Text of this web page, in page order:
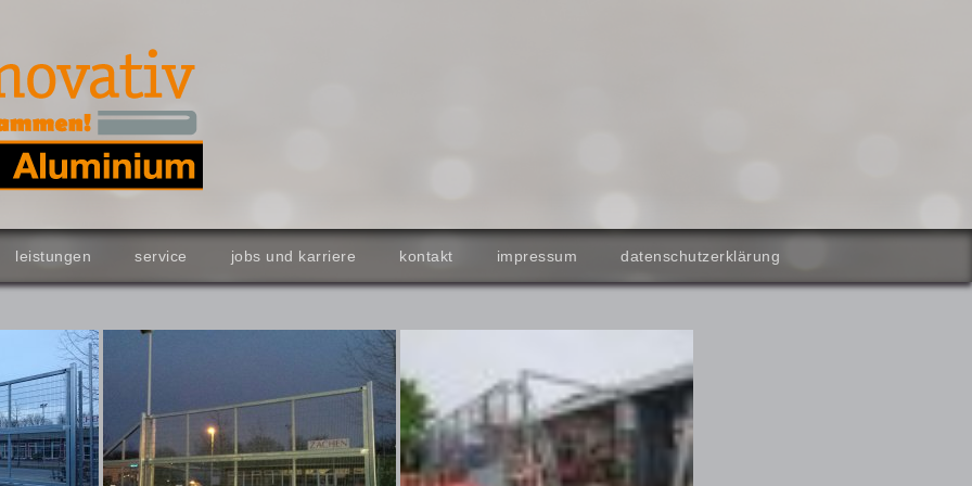
leistungen service jobs und karriere kontakt impressum datenschutzerklärung